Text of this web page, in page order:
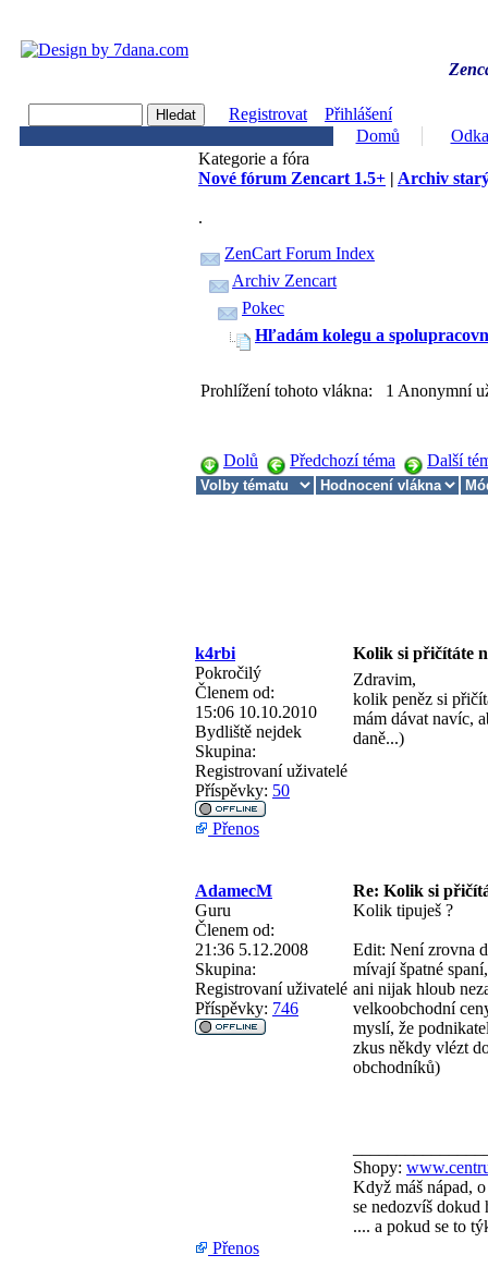
Registrovat
Přihlášení
Domů
Kategorie a fóra
Nové fórum Zencart 1.5+ | Archiv
.
ZenCart Forum Index
Archiv Zencart
Pokec
Hľadám kolegu a
Prohlížení tohoto vlákna: 1 Anonymní
Dolů Předchozí téma Další
k4rbi
Kolik si přičítáte
Pokročilý
Členem od:
15:06 10.10.2010
Bydliště nejdek
Skupina:
Registrovaní uživatelé
Příspěvky: 50
Zdravim,
kolik peněz si
mám dávat navíc,
daně...)
Přenos
AdamecM
Re: Kolik si
Guru
Členem od:
21:36 5.12.2008
Skupina:
Registrovaní uživatelé
Příspěvky: 746
Kolik tipuješ ?
Edit: Není zrovna
mívají špatné
ani nijak hloub
velkoobchodní
myslí, že
zkus někdy vlézt
obchodníků)
Shopy:
Když máš nápad,
se nedozvíš dokud
.... a pokud se to
Přenos